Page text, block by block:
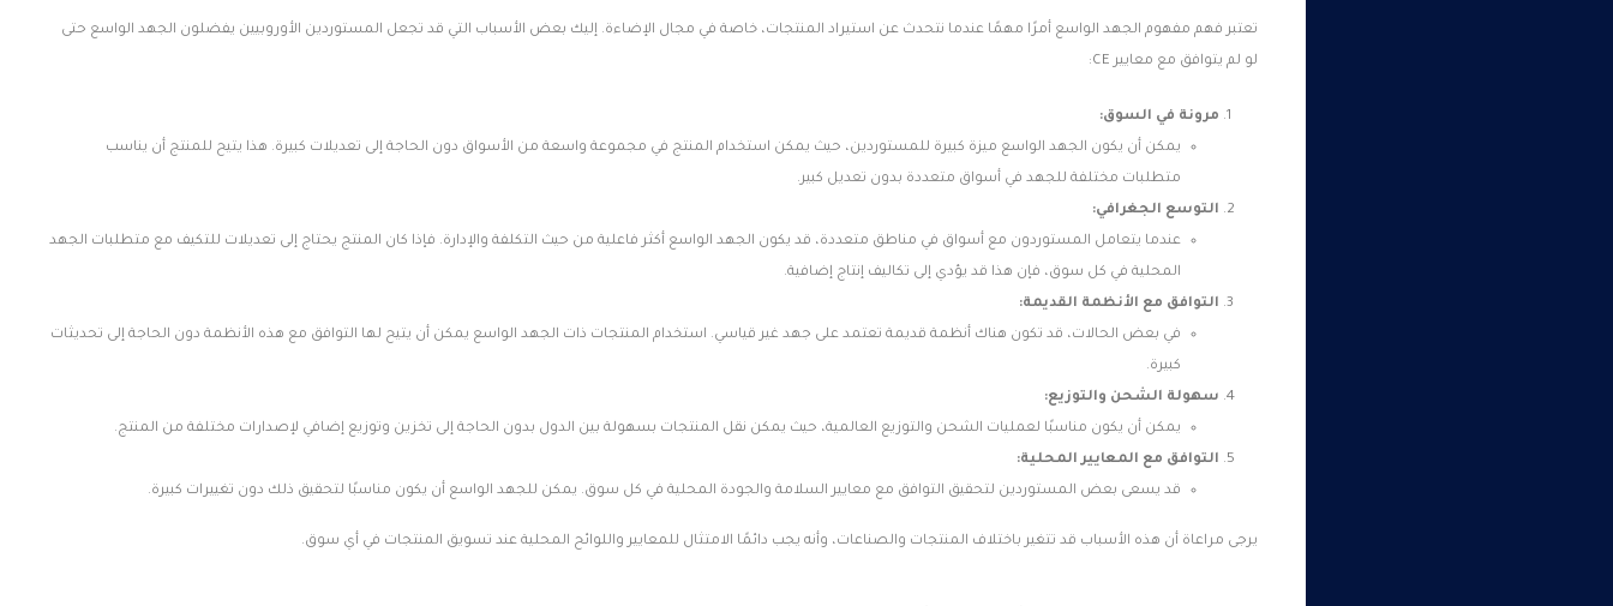
تعتبر فهم مفهوم الجهد الواسع أمرًا مهمًا عندما نتحدث عن استيراد المنتجات، خاصة في مجال الإضاءة. إليك بعض الأسباب التي قد تجعل المستوردين الأوروبيين يفضلون الجهد الواسع حتى
لو لم يتوافق مع معايير CE:
مرونة في السوق:
يمكن أن يكون الجهد الواسع ميزة كبيرة للمستوردين، حيث يمكن استخدام المنتج في مجموعة واسعة من الأسواق دون الحاجة إلى تعديلات كبيرة. هذا يتيح للمنتج أن يناسب
متطلبات مختلفة للجهد في أسواق متعددة بدون تعديل كبير.
التوسع الجغرافي:
عندما يتعامل المستوردون مع أسواق في مناطق متعددة، قد يكون الجهد الواسع أكثر فاعلية من حيث التكلفة والإدارة. فإذا كان المنتج يحتاج إلى تعديلات للتكيف مع متطلبات الجهد
المحلية في كل سوق، فإن هذا قد يؤدي إلى تكاليف إنتاج إضافية.
التوافق مع الأنظمة القديمة:
في بعض الحالات، قد تكون هناك أنظمة قديمة تعتمد على جهد غير قياسي. استخدام المنتجات ذات الجهد الواسع يمكن أن يتيح لها التوافق مع هذه الأنظمة دون الحاجة إلى تحديثات
كبيرة.
سهولة الشحن والتوزيع:
يمكن أن يكون مناسبًا لعمليات الشحن والتوزيع العالمية، حيث يمكن نقل المنتجات بسهولة بين الدول بدون الحاجة إلى تخزين وتوزيع إضافي لإصدارات مختلفة من المنتج.
التوافق مع المعايير المحلية:
قد يسعى بعض المستوردين لتحقيق التوافق مع معايير السلامة والجودة المحلية في كل سوق. يمكن للجهد الواسع أن يكون مناسبًا لتحقيق ذلك دون تغييرات كبيرة.
يرجى مراعاة أن هذه الأسباب قد تتغير باختلاف المنتجات والصناعات، وأنه يجب دائمًا الامتثال للمعايير واللوائح المحلية عند تسويق المنتجات في أي سوق.